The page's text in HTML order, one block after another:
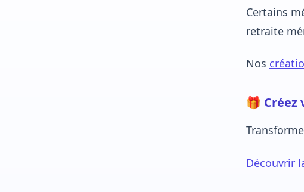
Certains
retraite
Nos
🎁 Créez
Découvrir